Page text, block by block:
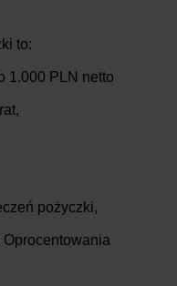
to:
1.000 PLN netto
pożyczki,